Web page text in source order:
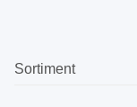
Sortiment